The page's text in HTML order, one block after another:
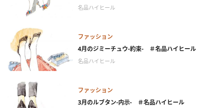
名品ハイヒール
ファッション
4月のジミーチュウ-約束- ＃名品ハイヒール
名品ハイヒール
ファッション
3月のルブタン-内示- ＃名品ハイヒール